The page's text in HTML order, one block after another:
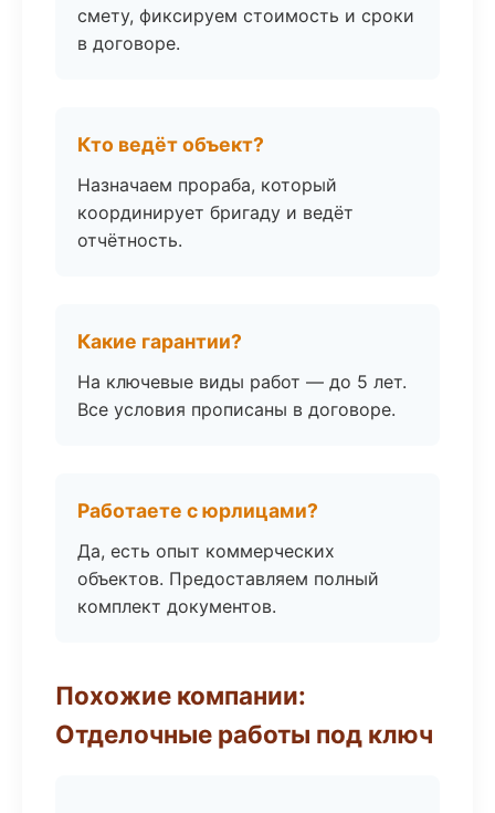
смету, фиксируем стоимость и сроки
в договоре.
Кто ведёт объект?
Назначаем прораба, который
координирует бригаду и ведёт
отчётность.
Какие гарантии?
На ключевые виды работ — до 5 лет.
Все условия прописаны в договоре.
Работаете с юрлицами?
Да, есть опыт коммерческих
объектов. Предоставляем полный
комплект документов.
Похожие компании:
Отделочные работы под ключ